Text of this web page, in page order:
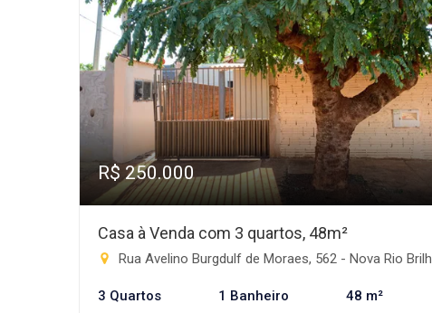
R$ 250.000
Casa à Venda com 3 quartos, 48m²
Rua Avelino Burgdulf de Moraes, 562 - Nova Rio Brilhante, Rio Brilhante-MS
3 Quartos 1 Banheiro 48 m²